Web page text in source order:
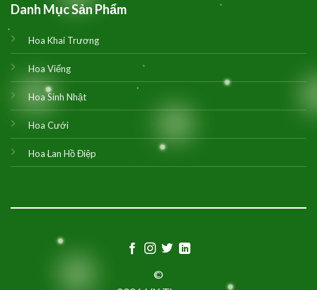
Danh Mục Sản Phẩm
Hoa Khai Trương
Hoa Viếng
Hoa Sinh Nhật
Hoa Cưới
Hoa Lan Hồ Điệp
©